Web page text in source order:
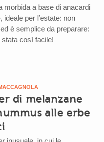
morbida a base di anacardi
ideale per l’estate: non
è semplice da preparare:
così facile!
di melanzane
alle erbe